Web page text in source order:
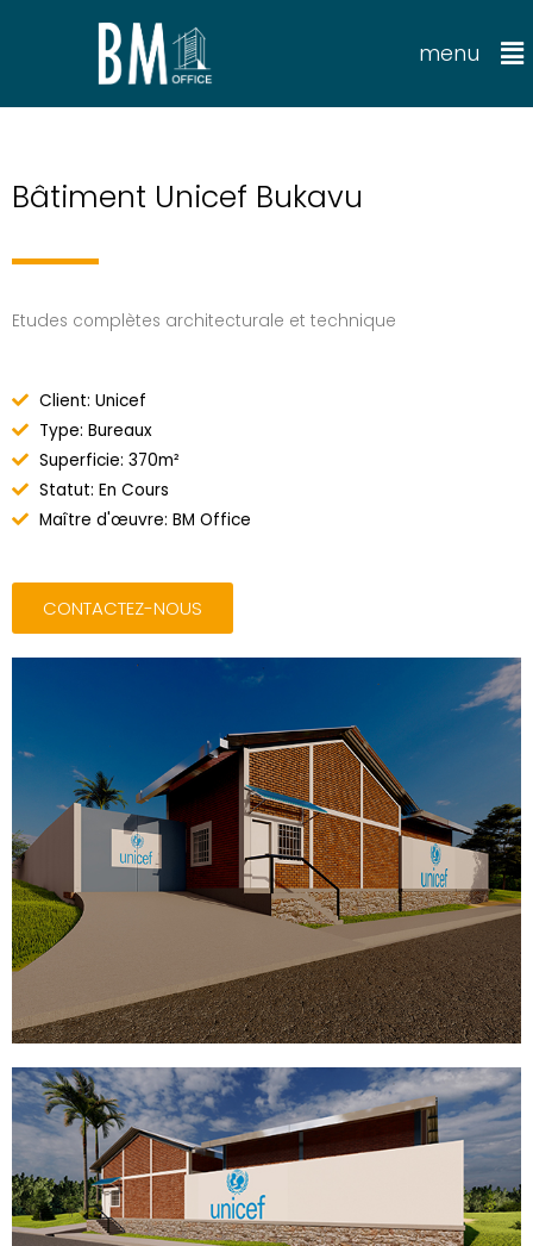
menu
Bâtiment Unicef Bukavu
Etudes complètes architecturale et technique
Client: Unicef
Type: Bureaux
Superficie: 370m²
Statut: En Cours
Maître d'œuvre: BM Office
CONTACTEZ-NOUS